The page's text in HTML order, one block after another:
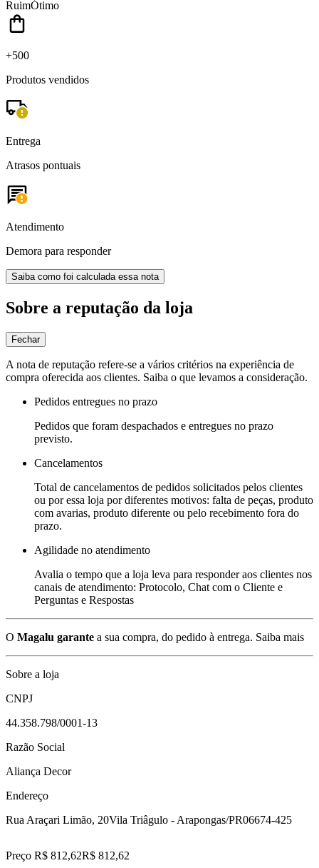
RuimÓtimo
+500
Produtos vendidos
Entrega
Atrasos pontuais
Atendimento
Demora para responder
Saiba como foi calculada essa nota
Sobre a reputação da loja
Fechar
A nota de reputação refere-se a vários critérios na experiência de
compra oferecida aos clientes. Saiba o que levamos a consideração.
Pedidos entregues no prazo
Pedidos que foram despachados e entregues no prazo
previsto.
Cancelamentos
Total de cancelamentos de pedidos solicitados pelos clientes
ou por essa loja por diferentes motivos: falta de peças, produto
com avarias, produto diferente ou pelo recebimento fora do
prazo.
Agilidade no atendimento
Avalia o tempo que a loja leva para responder aos clientes nos
canais de atendimento: Protocolo, Chat com o Cliente e
Perguntas e Respostas
O Magalu garante a sua compra, do pedido à entrega. Saiba mais
Sobre a loja
CNPJ
44.358.798/0001-13
Razão Social
Aliança Decor
Endereço
Rua Araçari Limão, 20Vila Triâgulo - Arapongas/PR06674-425
Preço R$ 812,62R$ 812,62